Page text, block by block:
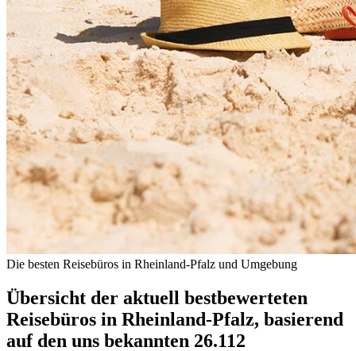
Die besten Reisebüros in Rheinland-Pfalz und Umgebung
Übersicht der aktuell bestbewerteten
Reisebüros in Rheinland-Pfalz, basierend
auf den uns bekannten 26.112